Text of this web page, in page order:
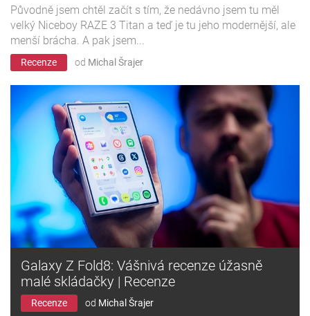
Původně jsem chtěl začít s tím, že nedávno jsem tu měl
velký Niceboy RAZE 3 Titan a teď je tu jeho modernější, ale
menší brácha. A pak jsem...
Recenze od Michal Šrajer
Galaxy Z Fold8: Vášnivá recenze úžasně
malé skládačky | Recenze
Recenze od Michal Šrajer